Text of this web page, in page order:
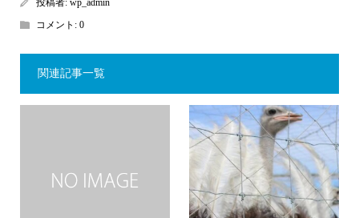
投稿者: wp_admin
コメント: 0
関連記事一覧